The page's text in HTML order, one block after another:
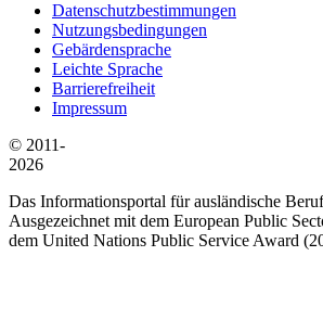
Datenschutzbestimmungen
Nutzungsbedingungen
Gebärdensprache
Leichte Sprache
Barrierefreiheit
Impressum
© 2011-
2026
Das Informationsportal für ausländische
Ausgezeichnet mit dem European Public
dem United Nations Public Service Award